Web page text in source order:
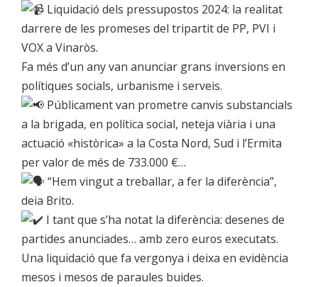
Liquidació dels pressupostos 2024: la realitat
darrere de les promeses del tripartit de PP, PVI i
VOX a Vinaròs.
Fa més d’un any van anunciar grans inversions en
polítiques socials, urbanisme i serveis.
Públicament van prometre canvis substancials
a la brigada, en política social, neteja viària i una
actuació «històrica» a la Costa Nord, Sud i l’Ermita
per valor de més de 733.000 €…
“Hem vingut a treballar, a fer la diferència”,
deia Brito.
I tant que s’ha notat la diferència: desenes de
partides anunciades… amb zero euros executats.
Una liquidació que fa vergonya i deixa en evidència
mesos i mesos de paraules buides.